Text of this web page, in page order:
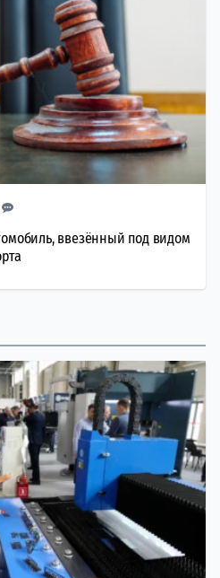
ввезённый под видом